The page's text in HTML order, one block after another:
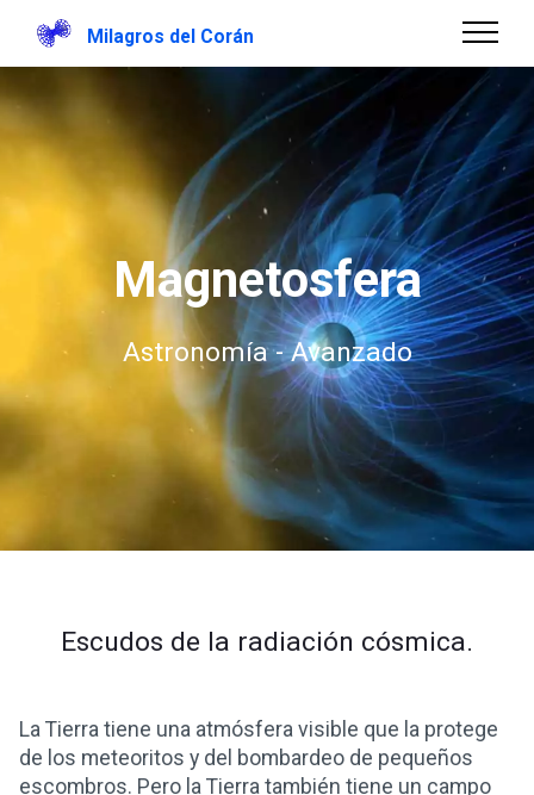
Milagros del Corán
Magnetosfera
Astronomía - Avanzado
Escudos de la radiación cósmica.
La Tierra tiene una atmósfera visible que la protege
de los meteoritos y del bombardeo de pequeños
escombros. Pero la Tierra también tiene un campo